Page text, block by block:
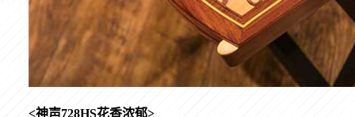
<神声728HS花香浓郁>